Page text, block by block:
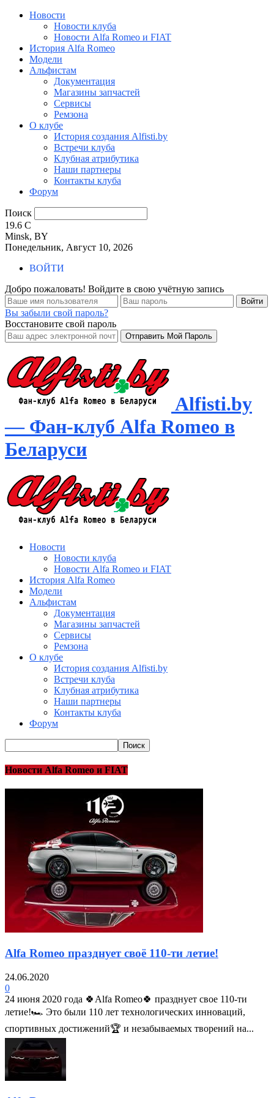
Новости
Новости клуба
Новости Alfa Romeo и FIAT
История Alfa Romeo
Модели
Альфистам
Документация
Магазины запчастей
Сервисы
Ремзона
О клубе
История создания Alfisti.by
Встречи клуба
Клубная атрибутика
Наши партнеры
Контакты клуба
Форум
Поиск
19.6 C
Minsk, BY
Понедельник, Август 10, 2026
ВОЙТИ
Добро пожаловать! Войдите в свою учётную запись
Вы забыли свой пароль?
Восстановите свой пароль
Alfisti.by
— Фан-клуб Alfa Romeo в
Беларуси
Новости
Новости клуба
Новости Alfa Romeo и FIAT
История Alfa Romeo
Модели
Альфистам
Документация
Магазины запчастей
Сервисы
Ремзона
О клубе
История создания Alfisti.by
Встречи клуба
Клубная атрибутика
Наши партнеры
Контакты клуба
Форум
Новости Alfa Romeo и FIAT
Alfa Romeo празднует своё 110-ти летие!
24.06.2020
0
24 июня 2020 года 🍀Alfa Romeo🍀 празднует свое 110-ти
летие!🏎 Это были 110 лет технологических инноваций,
спортивных достижений🏆 и незабываемых творений на...